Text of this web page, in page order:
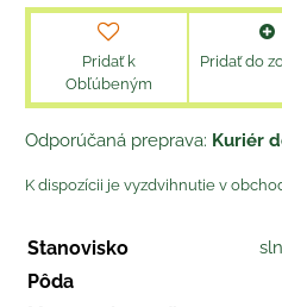
Pridať k
Obľúbeným
Pridať do
Kuriér
Stanovisko
Pôda